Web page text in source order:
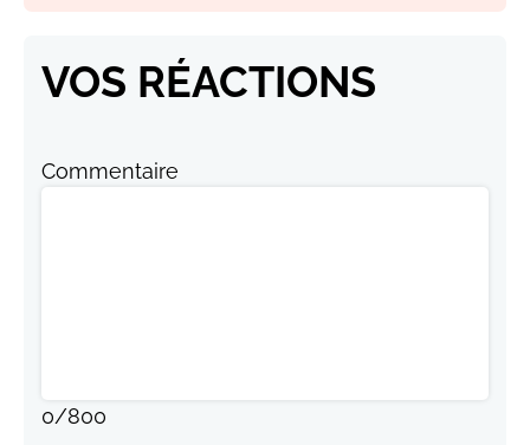
VOS RÉACTIONS
Commentaire
0/800